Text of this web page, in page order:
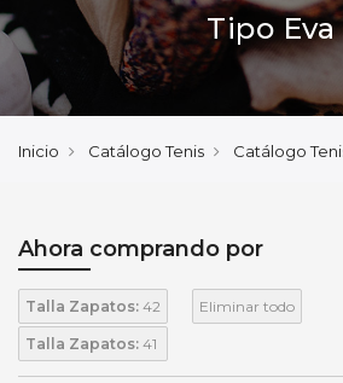
Tipo Eva
Inicio Catálogo Tenis Catálogo
Ahora comprando por
Talla Zapatos: 42
Talla Zapatos: 41
Eliminar todo